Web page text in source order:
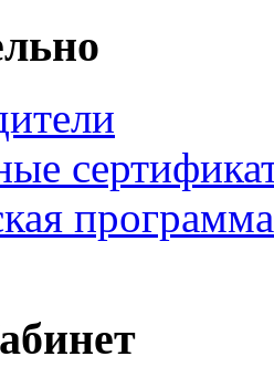
программа